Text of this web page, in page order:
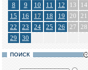
8
9 10 11 12 13
14
15
16 17 18 19 20 21
22
23 24 25 26 27 28
29
30
ПОИСК